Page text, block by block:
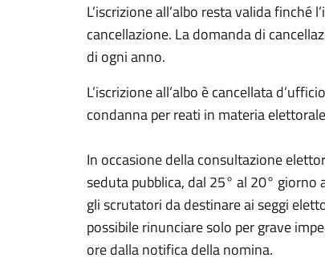
L’iscrizione all’albo resta valida
cancellazione. La domanda di
di ogni anno.
L’iscrizione all’albo è cancellata
condanna per reati in materia
In occasione della consultazione
seduta pubblica, dal 25° al 20°
gli scrutatori da destinare ai seggi
possibile rinunciare solo per grave
ore dalla notifica della nomina.